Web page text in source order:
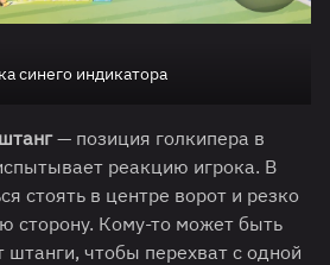
синего индикатора
— позиция голкипера в
реакцию игрока. В
стоять в центре ворот и резко
сторону. Кому-то может быть
штанги, чтобы перехват с одной